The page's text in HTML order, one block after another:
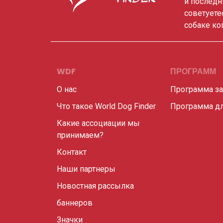
собаке
WDF
О нас
Что такое World Dog Finder
Какие ассоциации мы
принимаем?
Контакт
Наши партнеры
Новостная рассылка
баннеров
Значки
ПРОГРАММ
Программа
Программа